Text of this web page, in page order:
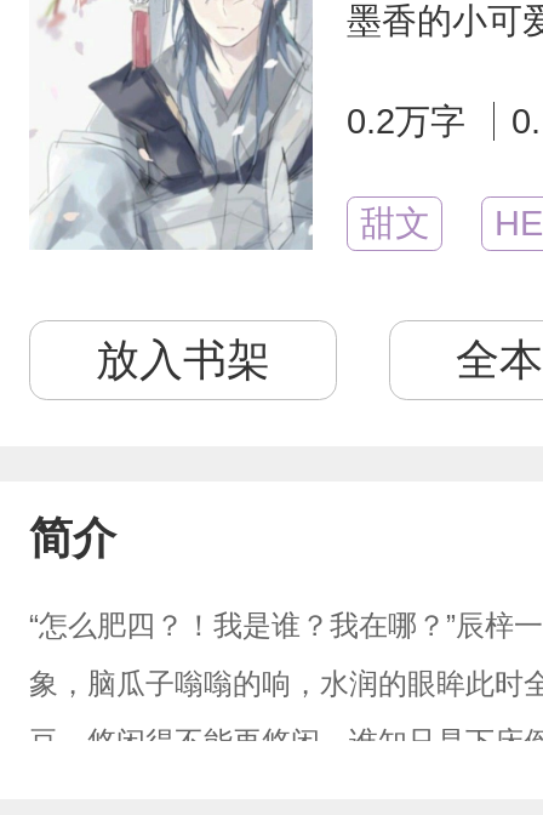
墨香的小可
0.2万字
甜文 HE
放入书架 全
简介
“怎么肥四？！我是谁？我在哪？”辰梓
象，脑瓜子嗡嗡的响，水润的眼眸此时
豆，悠闲得不能再悠闲，谁知只是下床